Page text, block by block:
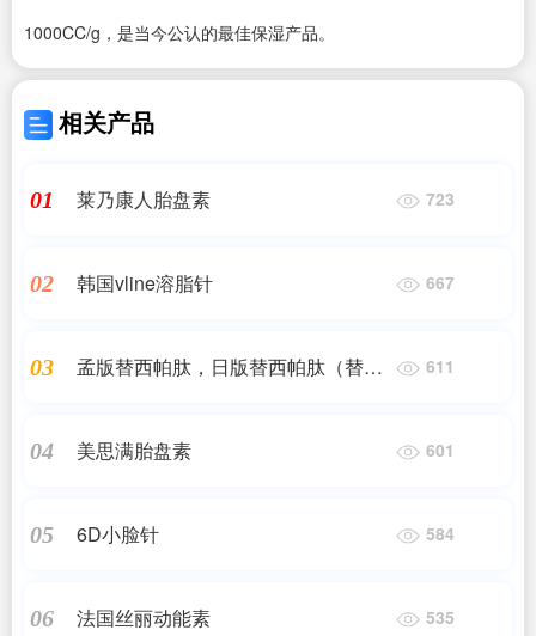
1000CC/g，是当今公认的最佳保湿产品。
相关产品
01 莱乃康人胎盘素 723
02 韩国vline溶脂针 667
03
孟版替西帕肽，日版替西帕肽（替尔
611
04 美思满胎盘素 601
05 6D小脸针 584
06 法国丝丽动能素 535